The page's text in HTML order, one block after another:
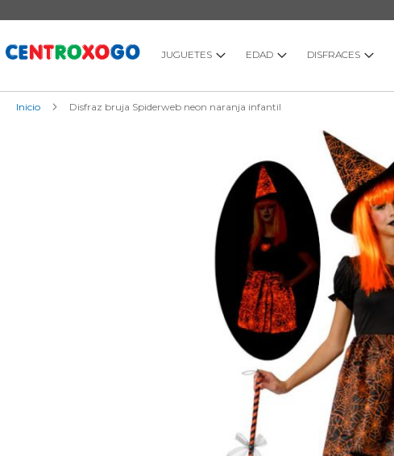
al
JUGUETES EDAD DISFRACES
Inicio Disfraz bruja Spiderweb neon naranja infantil